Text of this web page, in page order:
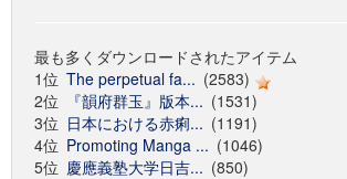
最も多くダウンロードされたアイテム
1位 The perpetual fa... (2583)
2位
『韻府群玉』版本... (1531)
3位 日本における赤痢... (1191)
4位 Promoting Manga ... (1046)
5位 慶應義塾大学日吉... (850)